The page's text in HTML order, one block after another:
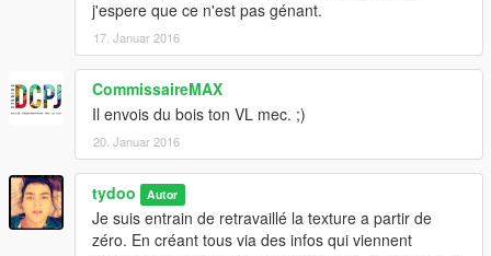
j'espere que ce n'est pas génant.
17. Januar 2016
CommissaireMAX
Il envois du bois ton VL mec. ;)
20. Januar 2016
tydoo Autor
Je suis entrain de retravaillé la texture a partir de
zéro. En créant tous via des infos qui viennent